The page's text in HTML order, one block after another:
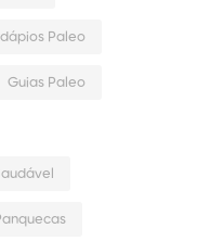
Paleo
Guias Paleo